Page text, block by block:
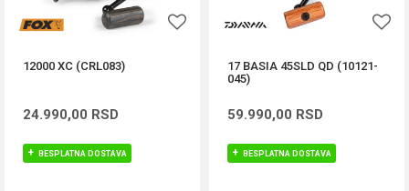
12000 XC (CRL083)
24.990,00 RSD
BESPLATNA DOSTAVA
17 BASIA 45SLD QD (10121-
045)
59.990,00 RSD
BESPLATNA DOSTAVA